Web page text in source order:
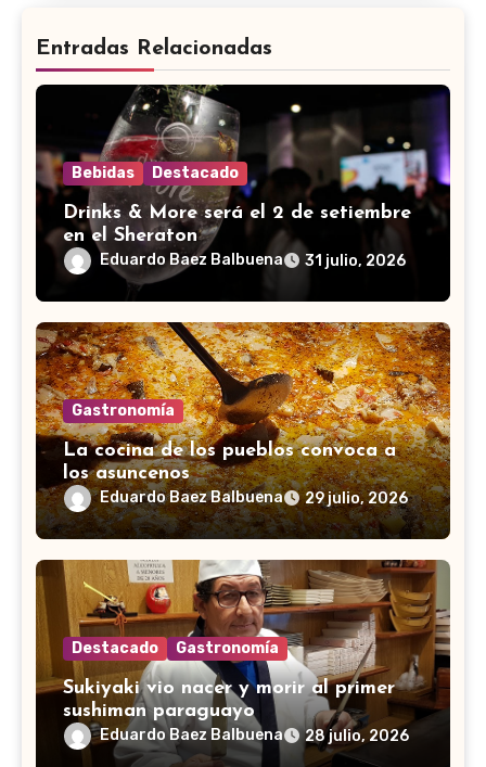
Entradas Relacionadas
Bebidas Destacado
Drinks & More será el 2 de setiembre
en el Sheraton
Eduardo Baez Balbuena 31 julio, 2026
Gastronomía
La cocina de los pueblos convoca a
los asuncenos
Eduardo Baez Balbuena 29 julio, 2026
Destacado Gastronomía
Sukiyaki vio nacer y morir al primer
sushiman paraguayo
Eduardo Baez Balbuena 28 julio, 2026